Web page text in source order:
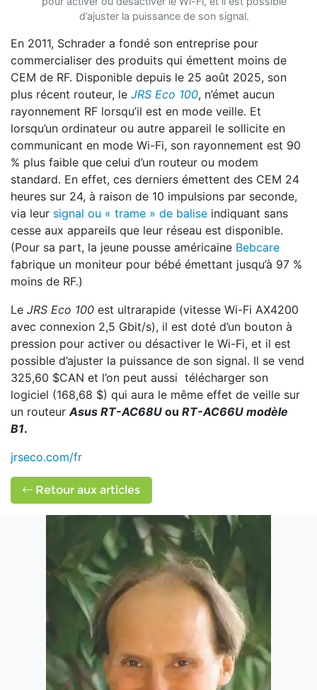
d’ajuster la puissance de son signal.
En 2011, Schrader a fondé son entreprise pour
commercialiser des produits qui émettent moins de
CEM de RF. Disponible depuis le 25 août 2025, son
plus récent routeur, le JRS Eco 100, n’émet aucun
rayonnement RF lorsqu’il est en mode veille. Et
lorsqu’un ordinateur ou autre appareil le sollicite en
communicant en mode Wi-Fi, son rayonnement est 90
% plus faible que celui d’un routeur ou modem
standard. En effet, ces derniers émettent des CEM 24
heures sur 24, à raison de 10 impulsions par seconde,
via leur signal ou « trame » de balise indiquant sans
cesse aux appareils que leur réseau est disponible.
(Pour sa part, la jeune pousse américaine Bebcare
fabrique un moniteur pour bébé émettant jusqu’à 97 %
moins de RF.)
Le JRS Eco 100 est ultrarapide (vitesse Wi-Fi AX4200
avec connexion 2,5 Gbit/s), il est doté d’un bouton à
pression pour activer ou désactiver le Wi-Fi, et il est
possible d’ajuster la puissance de son signal. Il se vend
325,60 $CAN et l’on peut aussi télécharger son
logiciel (168,68 $) qui aura le même effet de veille sur
un routeurAsus RT-AC68U ou RT-AC66U modèle
B1.
jrseco.com/fr
Retour aux articles